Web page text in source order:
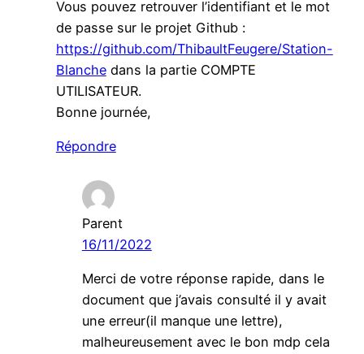
Vous pouvez retrouver l’identifiant et le mot
de passe sur le projet Github :
https://github.com/ThibaultFeugere/Station-
Blanchedans la partie COMPTE
UTILISATEUR.
Bonne journée,
Répondre
Parent
16/11/2022
Merci de votre réponse rapide, dans le
document que j’avais consulté il y avait
une erreur(il manque une lettre),
malheureusement avec le bon mdp cela